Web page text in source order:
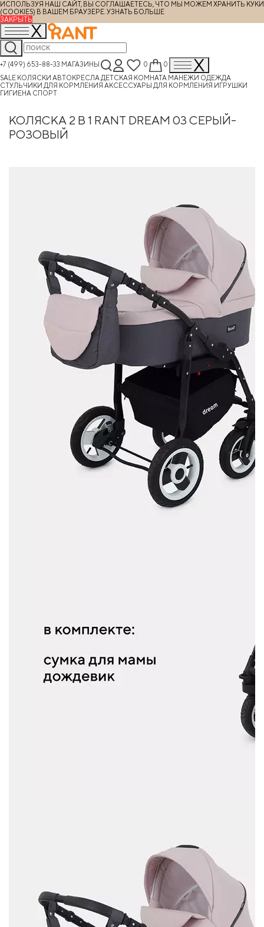
ИСПОЛЬЗУЯ НАШ САЙТ, ВЫ СОГЛАШАЕТЕСЬ, ЧТО МЫ МОЖЕМ ХРАНИТЬ КУКИ
(COOKIES) В ВАШЕМ БРАУЗЕРЕ. УЗНАТЬ БОЛЬШЕ
ЗАКРЫТЬ
+7 (499) 653-88-33 МАГАЗИНЫ 0
0
SALE КОЛЯСКИ АВТОКРЕСЛА ДЕТСКАЯ КОМНАТА МАНЕЖИ ОДЕЖДА
СТУЛЬЧИКИ ДЛЯ КОРМЛЕНИЯ АКСЕССУАРЫ ДЛЯ КОРМЛЕНИЯ ИГРУШКИ
ГИГИЕНА СПОРТ
КОЛЯСКА 2 В 1 RANT DREAM 03 СЕРЫЙ-
РОЗОВЫЙ